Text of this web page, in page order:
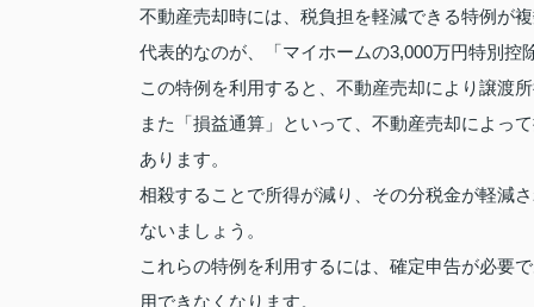
不動産売却時には、税負担を軽減できる特例が
代表的なのが、「マイホームの3,000万円特別控
この特例を利用すると、不動産売却により譲渡
また「損益通算」といって、不動産売却によっ
あります。
相殺することで所得が減り、その分税金が軽減
ないましょう。
これらの特例を利用するには、確定申告が必要
用できなくなります。